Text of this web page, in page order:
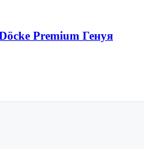
Premium Генуя